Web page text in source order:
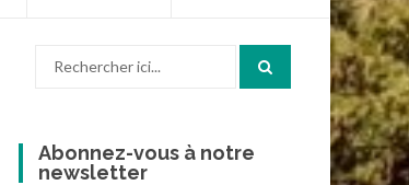
Abonnez-vous à notre
newsletter